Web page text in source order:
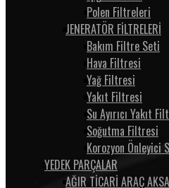
Polen Filtreleri
JENERATÖR FİLTRELERİ
Bakım Filtre Seti
Hava Filtresi
Yağ Filtresi
Yakıt Filtresi
Su Ayırıcı Yakıt
Soğutma Filtresi
Korozyon Önleyici
YEDEK PARÇALAR
AĞIR TİCARİ ARAÇ